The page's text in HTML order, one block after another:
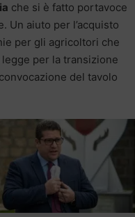
che si è fatto portavoce
Un aiuto per l’acquisto
per gli agricoltori che
per la transizione
del tavolo